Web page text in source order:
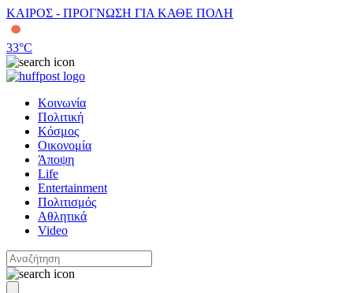
ΚΑΙΡΟΣ - ΠΡΟΓΝΩΣΗ ΓΙΑ ΚΑΘΕ ΠΟΛΗ
33°C
Κοινωνία
Πολιτική
Κόσμος
Οικονομία
Άποψη
Life
Entertainment
Πολιτισμός
Αθλητικά
Video